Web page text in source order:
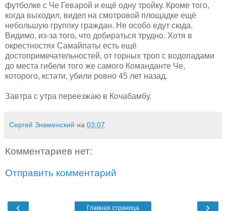
футболке с Че Геварой и ещё одну тройку. Кроме того,
когда выходил, видел на смотровой площадке ещё
небольшую группку граждан. Не особо едут сюда.
Видимо, из-за того, что добираться трудно. Хотя в
окрестностях Самайпаты есть ещё
достопримечательностей, от горных троп с водопадами
до места гибели того же самого Команданте Че,
которого, кстати, убили ровно 45 лет назад.
Завтра с утра переезжаю в Кочабамбу.
Сергей Знаменский на 03:07
Комментариев нет:
Отправить комментарий
‹ ›
Главная страница